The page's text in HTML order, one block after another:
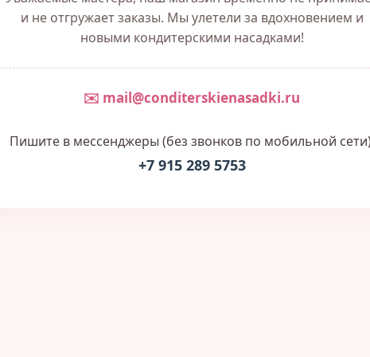
и не отгружает заказы. Мы улетели за вдохновением и
новыми кондитерскими насадками!
✉️ mail@conditerskienasadki.ru
Пишите в мессенджеры (без звонков по мобильной
+7 915 289 5753